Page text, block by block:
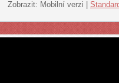
Zobrazit: Mobilní verzi